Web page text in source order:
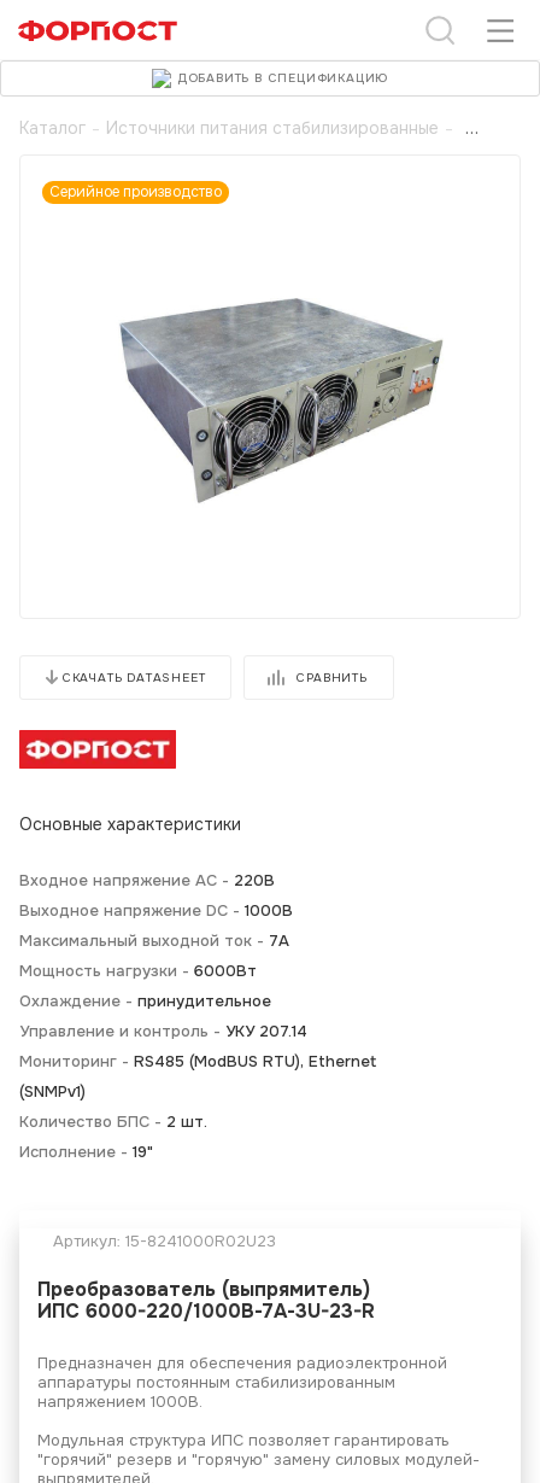
Каталог - Источники питания стабилизированные -
Серийное производство
СКАЧАТЬ DATASHEET СРАВНИТЬ
Основные характеристики
Входное напряжение AC - 220В
Выходное напряжение DC - 1000В
Максимальный выходной ток - 7А
Мощность нагрузки - 6000Вт
Охлаждение - принудительное
Управление и контроль - УКУ 207.14
Мониторинг - RS485 (ModBUS RTU), Ethernet
(SNMPv1)
Количество БПС - 2 шт.
Исполнение - 19"
Артикул: 15-8241000R02U23
Преобразователь (выпрямитель)
ИПС 6000-220/1000В-7А-3U-23-R
Предназначен для обеспечения радиоэлектронной
аппаратуры постоянным стабилизированным
напряжением 1000В.
Модульная структура ИПС позволяет гарантировать
"горячий" резерв и "горячую" замену силовых модулей-
ДОБАВИТЬ В СПЕЦИФИКАЦИЮ